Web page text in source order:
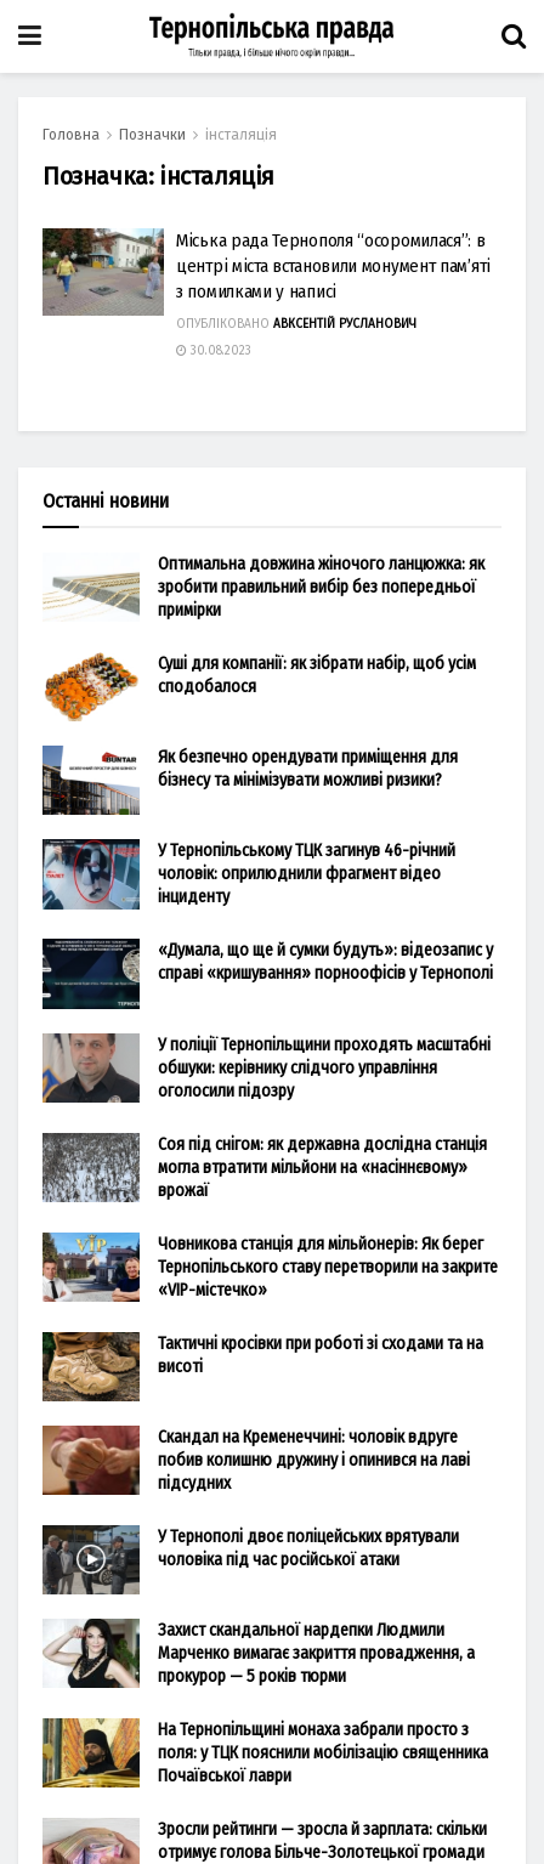
Головна Позначки інсталяція
Позначка: інсталяція
Міська рада Тернополя “осоромилася”: в
центрі міста встановили монумент пам’яті
з помилками у написі
ОПУБЛІКОВАНО АВКСЕНТІЙ РУСЛАНОВИЧ
30.08.2023
Останні новини
Оптимальна довжина жіночого ланцюжка: як
зробити правильний вибір без попередньої
примірки
Суші для компанії: як зібрати набір, щоб усім
сподобалося
Як безпечно орендувати приміщення для
бізнесу та мінімізувати можливі ризики?
У Тернопільському ТЦК загинув 46-річний
чоловік: оприлюднили фрагмент відео
інциденту
«Думала, що ще й сумки будуть»: відеозапис у
справі «кришування» порноофісів у Тернополі
У поліції Тернопільщини проходять масштабні
обшуки: керівнику слідчого управління
оголосили підозру
Соя під снігом: як державна дослідна станція
могла втратити мільйони на «насіннєвому»
врожаї
Човникова станція для мільйонерів: Як берег
Тернопільського ставу перетворили на закрите
«VIP-містечко»
Тактичні кросівки при роботі зі сходами та на
висоті
Скандал на Кременеччині: чоловік вдруге
побив колишню дружину і опинився на лаві
підсудних
У Тернополі двоє поліцейських врятували
чоловіка під час російської атаки
Захист скандальної нардепки Людмили
Марченко вимагає закриття провадження, а
прокурор — 5 років тюрми
На Тернопільщині монаха забрали просто з
поля: у ТЦК пояснили мобілізацію священника
Почаївської лаври
Зросли рейтинги — зросла й зарплата: скільки
отримує голова Більче-Золотецької громади